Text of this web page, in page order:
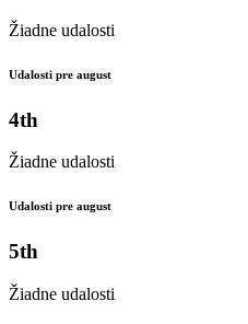
Žiadne udalosti
Udalosti pre august
4th
Žiadne udalosti
Udalosti pre august
5th
Žiadne udalosti